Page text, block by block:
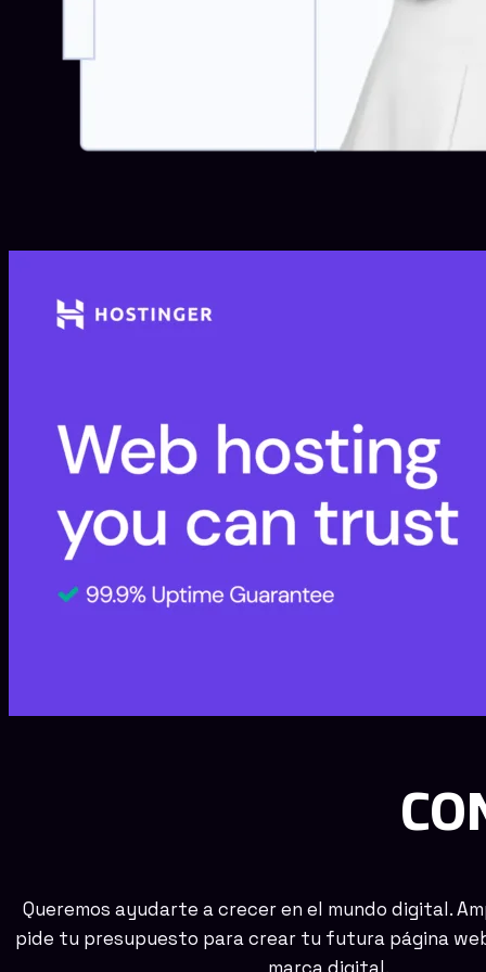
Queremos ayudarte a crecer en el mundo digital.
pide tu presupuesto para crear tu futura página